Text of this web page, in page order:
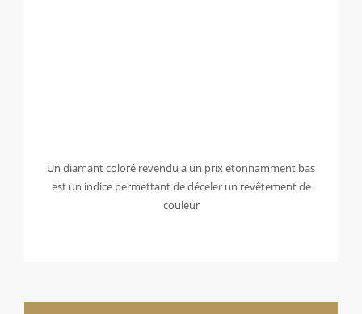
Un diamant coloré revendu à un prix étonnamment bas
est un indice permettant de déceler un revêtement de
couleur